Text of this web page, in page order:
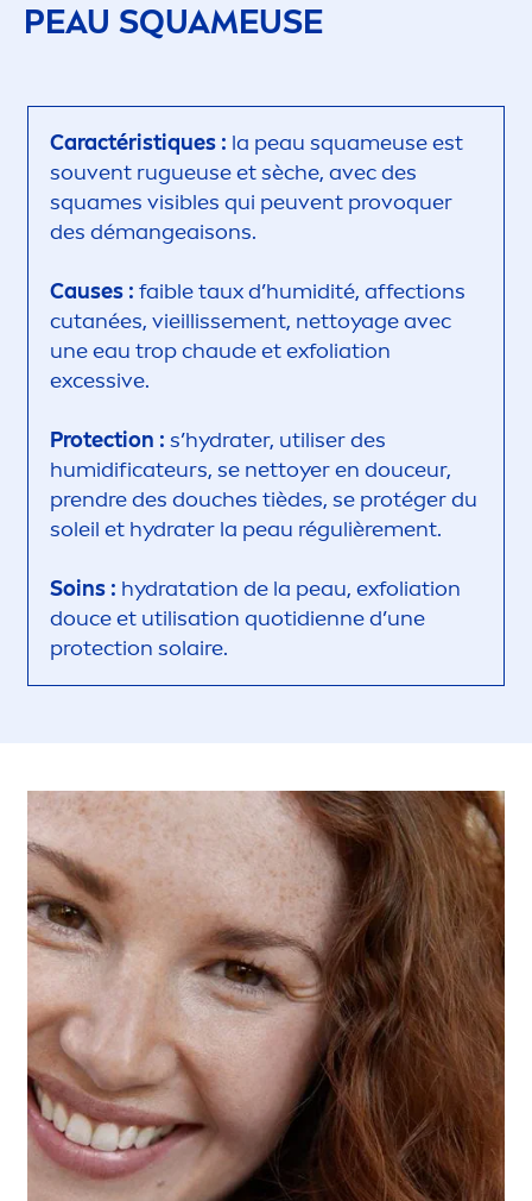
PEAU SQUAMEUSE
Caractéristiques : la peau squameuse est
souvent rugueuse et sèche, avec des
squames visibles qui peuvent provoquer
des démangeaisons.
Causes : faible taux d’humidité, affections
cutanées, vieillissement, nettoyage avec
une eau trop chaude et exfoliation
excessive.
Protection : s’hydrater, utiliser des
humidificateurs, se nettoyer en douceur,
prendre des douches tièdes, se protéger du
soleil et hydrater la peau régulièrement.
Soins : hydratation de la peau, exfoliation
douce et utilisation quotidienne d’une
protection solaire.